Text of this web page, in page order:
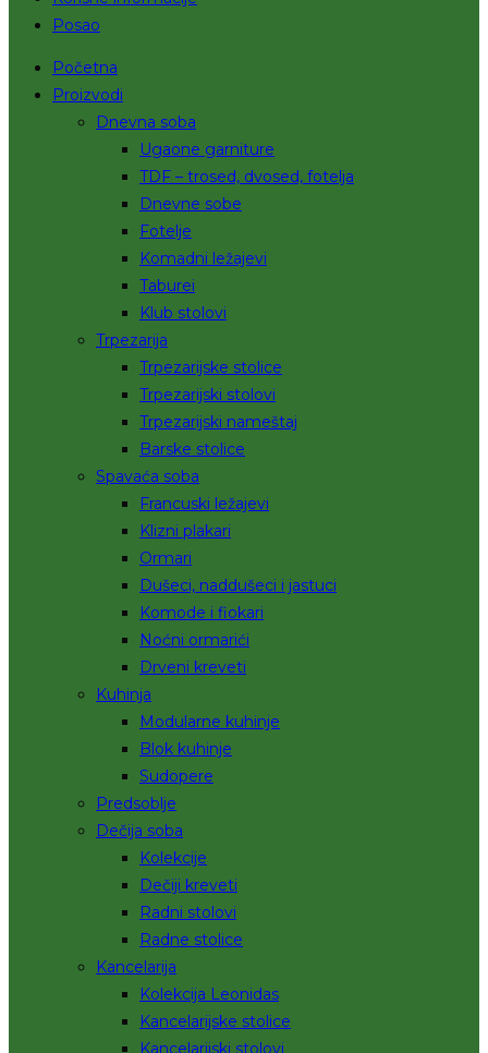
Posao
Početna
Proizvodi
Dnevna soba
Ugaone garniture
TDF – trosed, dvosed, fotelja
Dnevne sobe
Fotelje
Komadni ležajevi
Taburei
Klub stolovi
Trpezarija
Trpezarijske stolice
Trpezarijski stolovi
Trpezarijski nameštaj
Barske stolice
Spavaća soba
Francuski ležajevi
Klizni plakari
Ormari
Dušeci, naddušeci i jastuci
Komode i fiokari
Noćni ormarići
Drveni kreveti
Kuhinja
Modularne kuhinje
Blok kuhinje
Sudopere
Predsoblje
Dečija soba
Kolekcije
Dečiji kreveti
Radni stolovi
Radne stolice
Kancelarija
Kolekcija Leonidas
Kancelarijske stolice
Kancelarijski stolovi